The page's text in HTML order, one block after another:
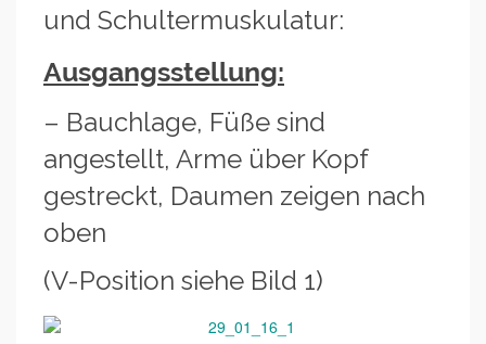
und Schultermuskulatur:
Ausgangsstellung:
– Bauchlage, Füße sind
angestellt, Arme über Kopf
gestreckt, Daumen zeigen nach
oben
(V-Position siehe Bild 1)